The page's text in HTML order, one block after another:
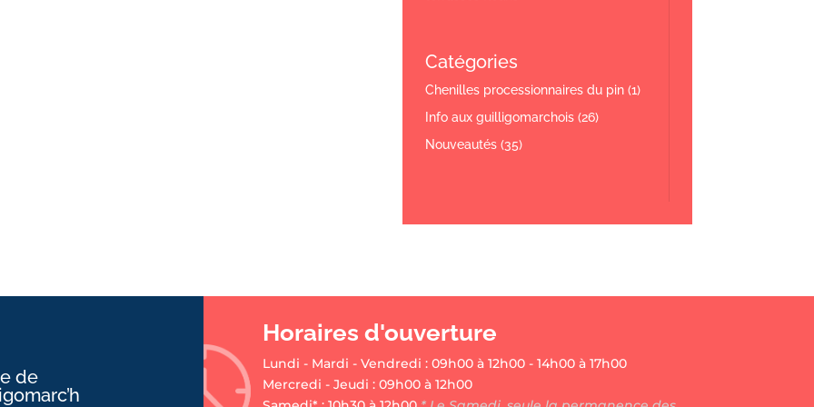
Catégories
Chenilles processionnaires du pin(1)
Info aux guilligomarchois(26)
Nouveautés(35)
de
Horaires d'ouverture
Lundi - Mardi - Vendredi : 09h00 à 12h00 - 14h00 à 17h00
Mercredi - Jeudi : 09h00 à 12h00